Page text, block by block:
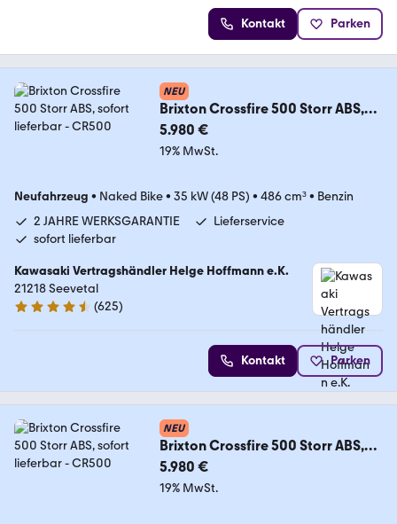
Kontakt Parken
NEU
Brixton Crossfire 500 Storr ABS,
sofort lieferbar
5.980 €
19% MwSt.
Neufahrzeug • Naked Bike• 35 kW (48 PS) • 486 cm³• Benzin
2 JAHRE WERKSGARANTIE
Lieferservice
sofort lieferbar
Kawasaki Vertragshändler Helge Hoffmann e.K.
21218 Seevetal
4.6 Sterne
(625)
Kontakt Parken
NEU
Brixton Crossfire 500 Storr ABS,
sofort lieferbar
5.980 €
19% MwSt.